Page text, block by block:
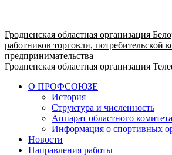
Гродненская областная организация
работников торговли, потребительской
предпринимательства
Гродненская областная организация
О ПРОФСОЮЗЕ
История
Структура и численность
Аппарат областного комитета
Информация о спортивных
Новости
Направления работы